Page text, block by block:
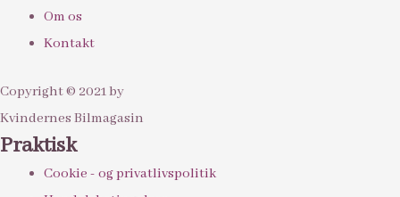
Om os
Kontakt
Copyright © 2021 by
Kvindernes Bilmagasin
Praktisk
Cookie - og privatlivspolitik